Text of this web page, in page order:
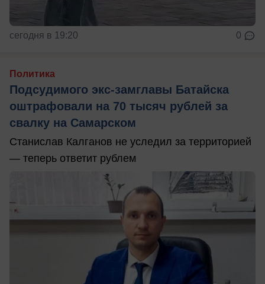
сегодня в 19:20 0
Политика
Подсудимого экс-замглавы Батайска
оштрафовали на 70 тысяч рублей за
свалку на Самарском
Станислав Калганов не уследил за территорией
— теперь ответит рублем